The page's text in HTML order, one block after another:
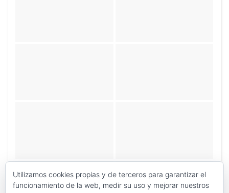
Utilizamos cookies propias y de terceros para garantizar el
funcionamiento de la web, medir su uso y mejorar nuestros